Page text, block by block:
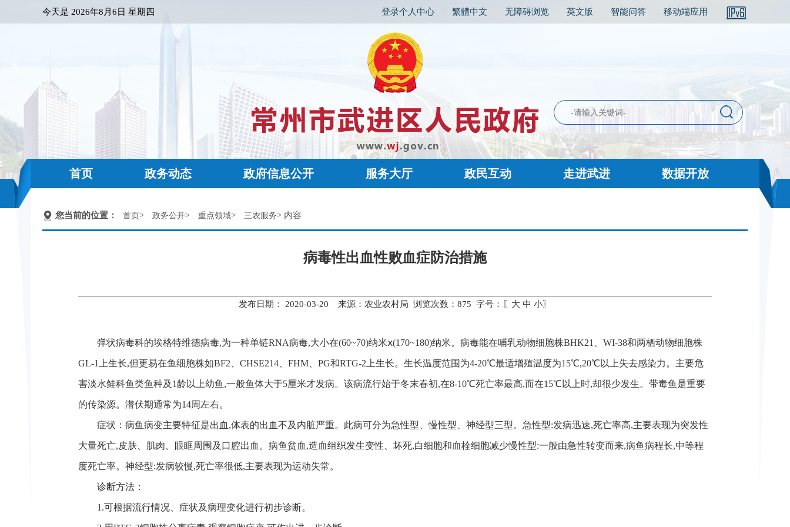
今天是 2026年8月6日 星期四 登录个人中心 繁體中文 无障碍浏览 英文版 智能问答 移动端应用
首页 政务动态 政府信息公开 服务大厅 政民互动 走进武进 数据开放
您当前的位置： 首页> 政务公开> 重点领域> 三农服务> 内容
病毒性出血性败血症防治措施
发布日期： 2020-03-20 来源：农业农村局 浏览次数： 875 字号：〖 大 中 小〗
弹状病毒科的埃格特维德病毒,为一种单链RNA病毒,大小在(60~70)纳米ⅹ(170~180)纳米。病毒能在哺乳动物细胞株BHK21、WI-38和两栖动物细胞株
GL-1上生长,但更易在鱼细胞株如BF2、CHSE214、FHM、PG和RTG-2上生长。生长温度范围为4-20℃最适增殖温度为15℃,20℃以上失去感染力。主要危
害淡水鲑科鱼类鱼种及1龄以上幼鱼,一般鱼体大于5厘米才发病。该病流行始于冬末春初,在8-10℃死亡率最高,而在15℃以上时,却很少发生。带毒鱼是重要
的传染源。潜伏期通常为14周左右。
症状：病鱼病变主要特征是出血,体表的出血不及内脏严重。此病可分为急性型、慢性型、神经型三型。急性型:发病迅速,死亡率高,主要表现为突发性
大量死亡,皮肤、肌肉、眼眶周围及口腔出血。病鱼贫血,造血组织发生变性、坏死,白细胞和血栓细胞减少慢性型:一般由急性转变而来,病鱼病程长,中等程
度死亡率。神经型:发病较慢,死亡率很低,主要表现为运动失常。
诊断方法：
1.可根据流行情况、症状及病理变化进行初步诊断。